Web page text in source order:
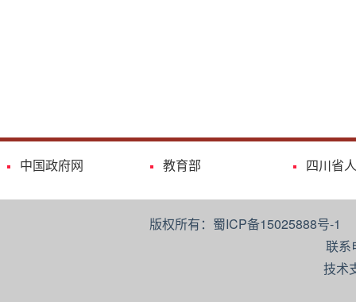
中国政府网 教育部 四川省
版权所有：蜀ICP备15025888号-
联系
技术